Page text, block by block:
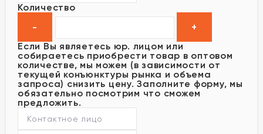
Количество
Если Вы являетесь юр. лицом или
собираетесь приобрести товар в оптовом
количестве, мы можем (в зависимости от
текущей конъюнктуры рынка и объема
запроса) снизить цену. Заполните форму, мы
обязательно посмотрим что сможем
предложить.